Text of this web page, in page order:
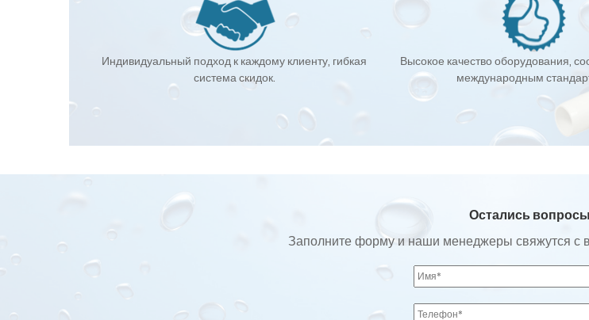
Индивидуальный подход к каждому клиенту, гибкая
система скидок.
Высокое качество оборудования,
международным
Остались
Заполните форму и наши менеджеры свяжутся с